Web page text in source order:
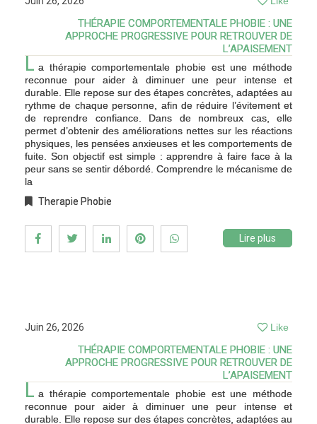
THÉRAPIE COMPORTEMENTALE PHOBIE : UNE
APPROCHE PROGRESSIVE POUR RETROUVER DE
L’APAISEMENT
L a thérapie comportementale phobie est une méthode
reconnue pour aider à diminuer une peur intense et
durable. Elle repose sur des étapes concrètes, adaptées au
rythme de chaque personne, afin de réduire l’évitement et
de reprendre confiance. Dans de nombreux cas, elle
permet d’obtenir des améliorations nettes sur les réactions
physiques, les pensées anxieuses et les comportements de
fuite. Son objectif est simple : apprendre à faire face à la
peur sans se sentir débordé. Comprendre le mécanisme de
la
Therapie Phobie
Lire plus
Juin 26, 2026 Like
THÉRAPIE COMPORTEMENTALE PHOBIE : UNE
APPROCHE PROGRESSIVE POUR RETROUVER DE
L’APAISEMENT
L a thérapie comportementale phobie est une méthode
reconnue pour aider à diminuer une peur intense et
durable. Elle repose sur des étapes concrètes, adaptées au